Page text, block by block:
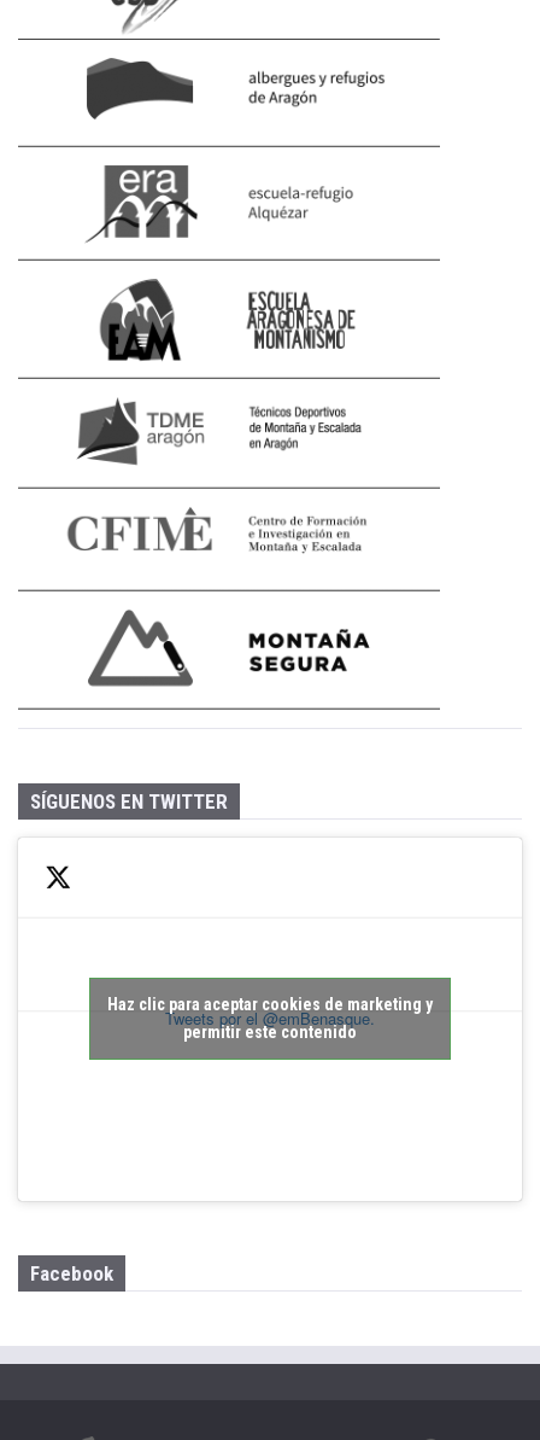
SÍGUENOS EN TWITTER
Tweets por el @emBenasque.
Haz clic para aceptar cookies de marketing y
permitir este contenido
Facebook